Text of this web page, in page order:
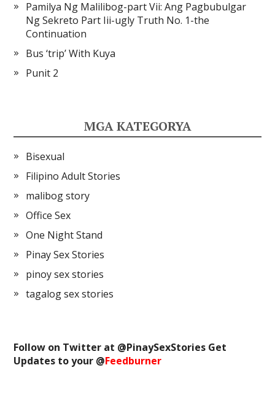
Pamilya Ng Malilibog-part Vii: Ang Pagbubulgar
Ng Sekreto Part Iii-ugly Truth No. 1-the
Continuation
Bus ‘trip’ With Kuya
Punit 2
MGA KATEGORYA
Bisexual
Filipino Adult Stories
malibog story
Office Sex
One Night Stand
Pinay Sex Stories
pinoy sex stories
tagalog sex stories
Follow on Twitter at @PinaySexStories Get
Updates to your @Feedburner